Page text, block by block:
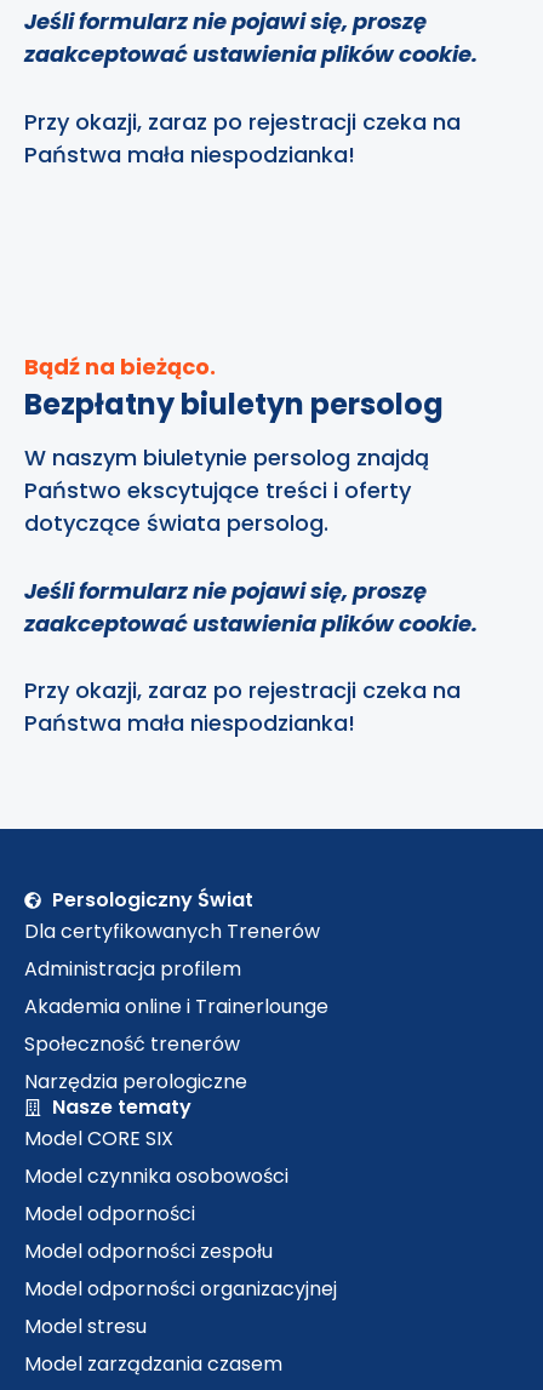
Jeśli formularz nie pojawi się, proszę
zaakceptować ustawienia plików cookie.
Przy okazji, zaraz po rejestracji czeka na
Państwa mała niespodzianka!
Bądź na bieżąco.
Bezpłatny biuletyn persolog
W naszym biuletynie persolog znajdą
Państwo ekscytujące treści i oferty
dotyczące świata persolog.
Jeśli formularz nie pojawi się, proszę
zaakceptować ustawienia plików cookie.
Przy okazji, zaraz po rejestracji czeka na
Państwa mała niespodzianka!
Persologiczny Świat
Dla certyfikowanych Trenerów
Administracja profilem
Akademia online i Trainerlounge
Społeczność trenerów
Narzędzia perologiczne
Nasze tematy
Model CORE SIX
Model czynnika osobowości
Model odporności
Model odporności zespołu
Model odporności organizacyjnej
Model stresu
Model zarządzania czasem